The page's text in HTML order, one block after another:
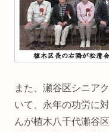
また、瀬谷区シニア
いて、永年の功労に
んが植木八千代瀬谷